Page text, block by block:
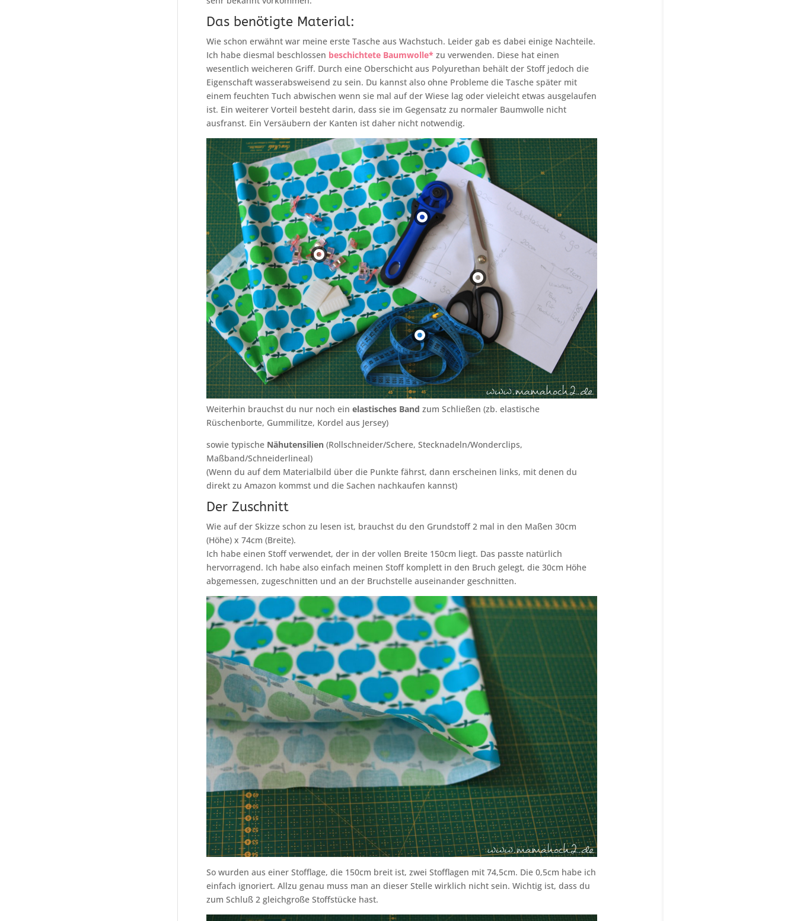
Das benötigte Material:
Wie schon erwähnt war meine erste Tasche aus Wachstuch. Leider gab es dabei einige Nachteile.
Ich habe diesmal beschlossen beschichtete Baumwolle* zu verwenden. Diese hat einen
wesentlich weicheren Griff. Durch eine Oberschicht aus Polyurethan behält der Stoff jedoch die
Eigenschaft wasserabsweisend zu sein. Du kannst also ohne Probleme die Tasche später mit
einem feuchten Tuch abwischen wenn sie mal auf der Wiese lag oder vieleicht etwas ausgelaufen
ist. Ein weiterer Vorteil besteht darin, dass sie im Gegensatz zu normaler Baumwolle nicht
ausfranst. Ein Versäubern der Kanten ist daher nicht notwendig.
Weiterhin brauchst du nur noch einelastisches Band zum Schließen (zb. elastische
Rüschenborte, Gummilitze, Kordel aus Jersey)
sowie typische Nähutensilien (Rollschneider/Schere, Stecknadeln/Wonderclips,
Maßband/Schneiderlineal)
(Wenn du auf dem Materialbild über die Punkte fährst, dann erscheinen links, mit denen du
direkt zu Amazon kommst und die Sachen nachkaufen kannst)
Der Zuschnitt
Wie auf der Skizze schon zu lesen ist, brauchst du den Grundstoff 2 mal in den Maßen 30cm
(Höhe) x 74cm (Breite).
Ich habe einen Stoff verwendet, der in der vollen Breite 150cm liegt. Das passte natürlich
hervorragend. Ich habe also einfach meinen Stoff komplett in den Bruch gelegt, die 30cm Höhe
abgemessen, zugeschnitten und an der Bruchstelle auseinander geschnitten.
So wurden aus einer Stofflage, die 150cm breit ist, zwei Stofflagen mit 74,5cm. Die 0,5cm habe ich
einfach ignoriert. Allzu genau muss man an dieser Stelle wirklich nicht sein. Wichtig ist, dass du
zum Schluß 2 gleichgroße Stoffstücke hast.